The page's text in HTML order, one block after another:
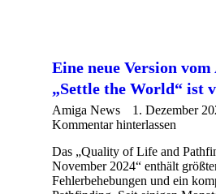
Eine neue Version
„Settle the World“ ist
Amiga News
1. Dezember
Kommentar hinterlassen
Das „Quality of Life and
November 2024“ enthält
Fehlerbehebungen und ein